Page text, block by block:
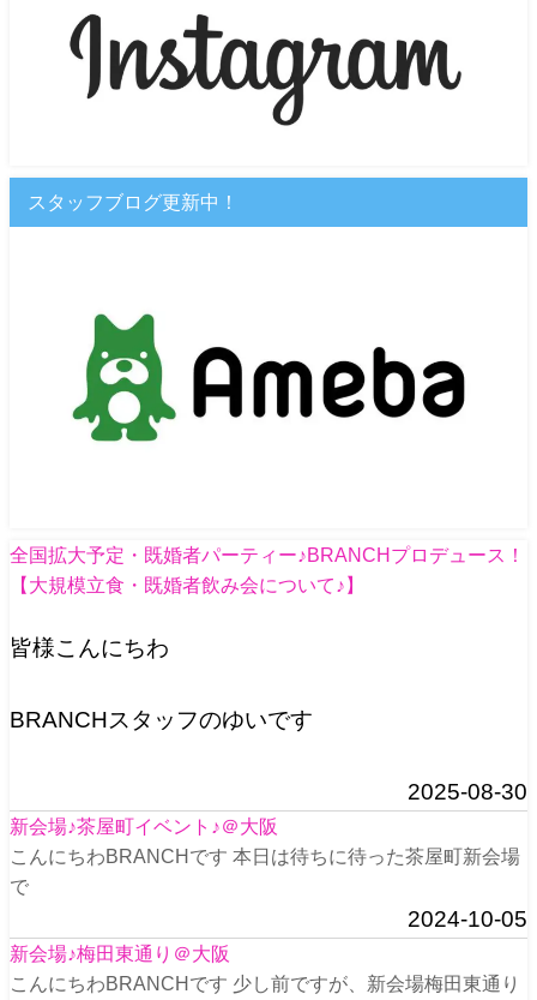
スタッフブログ更新中！
全国拡大予定・既婚者パーティー♪BRANCHプロデュース！
【大規模立食・既婚者飲み会について♪】
皆様こんにちわ
BRANCHスタッフのゆいです
2025-08-30
新会場♪茶屋町イベント♪＠大阪
こんにちわBRANCHです 本日は待ちに待った茶屋町新会場
で
2024-10-05
新会場♪梅田東通り＠大阪
こんにちわBRANCHです 少し前ですが、新会場梅田東通り